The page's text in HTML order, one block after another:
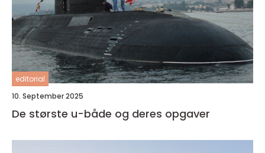
editorial
10. September 2025
De største u-både og deres opgaver